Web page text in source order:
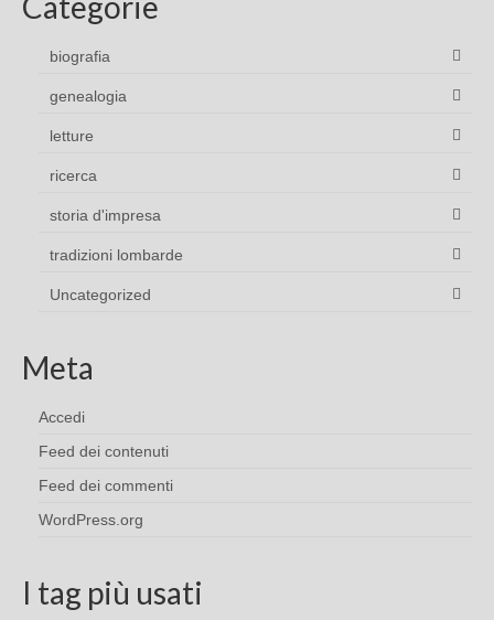
biografia
genealogia
letture
ricerca
storia d'impresa
tradizioni lombarde
Uncategorized
Meta
Accedi
Feed dei contenuti
Feed dei commenti
WordPress.org
I tag più usati